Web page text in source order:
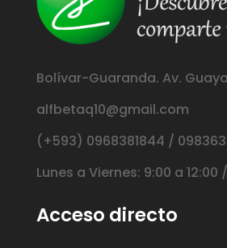
Bolívar-Guaranda. Av.
alfbetaq10@gmail.com
(+593) 0968381844 /
Lunes a Viernes: 9:00 a 12:00
Acceso directo